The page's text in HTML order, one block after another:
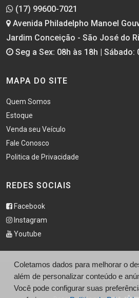
(17) 99600-7021
Avenida Philadelpho Manoel
Jardim Conceição - São José do
Seg a Sex: 08h às 18h | Sábado:
MAPA DO SITE
Quem Somos
Estoque
Venda seu Veículo
Fale Conosco
Politica de Privacidade
REDES SOCIAIS
Facebook
Instagram
Youtube
© Didio Veículos - Interior Carro -
Coletamos dados para melhorar o
além de personalizar conteúdo e
Você pode configurar suas